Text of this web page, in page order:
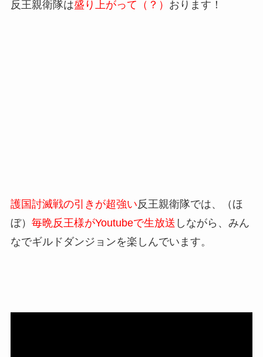
反王親衛隊は盛り上がって（？） おります！
護国討滅戦の引きが超強い反王親衛隊では、（ほ
ぼ） 毎晩反王様がYoutubeで生放送 しながら、みん
なでギルドダンジョンを楽しんでいます。